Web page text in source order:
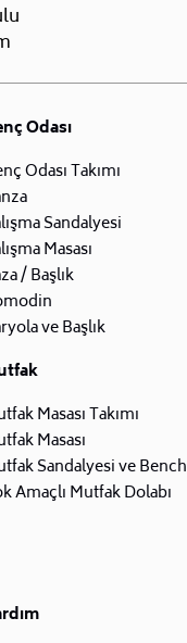
Odası
Odası Takımı
Sandalyesi
Masası
/ Başlık
ve Başlık
Masası Takımı
Masası
Sandalyesi ve Bench
Amaçlı Mutfak Dolabı